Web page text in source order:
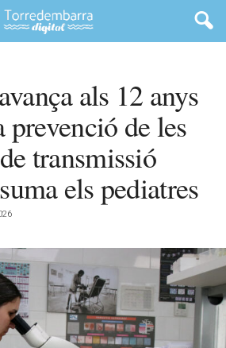
als 12 anys
de les
transmissió
els pediatres